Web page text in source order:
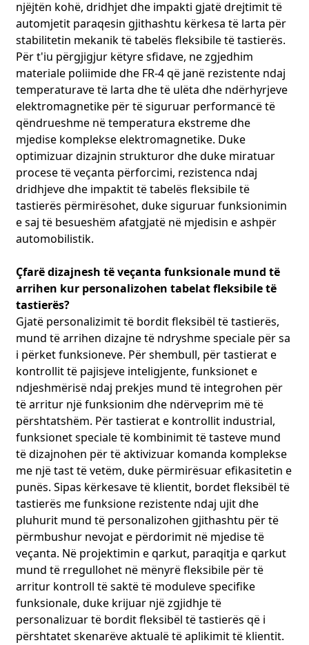
njëjtën kohë, dridhjet dhe impakti gjatë drejtimit të
automjetit paraqesin gjithashtu kërkesa të larta për
stabilitetin mekanik të tabelës fleksibile të tastierës.
Për t'iu përgjigjur këtyre sfidave, ne zgjedhim
materiale poliimide dhe FR-4 që janë rezistente ndaj
temperaturave të larta dhe të ulëta dhe ndërhyrjeve
elektromagnetike për të siguruar performancë të
qëndrueshme në temperatura ekstreme dhe
mjedise komplekse elektromagnetike. Duke
optimizuar dizajnin strukturor dhe duke miratuar
procese të veçanta përforcimi, rezistenca ndaj
dridhjeve dhe impaktit të tabelës fleksibile të
tastierës përmirësohet, duke siguruar funksionimin
e saj të besueshëm afatgjatë në mjedisin e ashpër
automobilistik.
Çfarë dizajnesh të veçanta funksionale mund të
arrihen kur personalizohen tabelat fleksibile të
tastierës?
Gjatë personalizimit të bordit fleksibël të tastierës,
mund të arrihen dizajne të ndryshme speciale për sa
i përket funksioneve. Për shembull, për tastierat e
kontrollit të pajisjeve inteligjente, funksionet e
ndjeshmërisë ndaj prekjes mund të integrohen për
të arritur një funksionim dhe ndërveprim më të
përshtatshëm. Për tastierat e kontrollit industrial,
funksionet speciale të kombinimit të tasteve mund
të dizajnohen për të aktivizuar komanda komplekse
me një tast të vetëm, duke përmirësuar efikasitetin e
punës. Sipas kërkesave të klientit, bordet fleksibël të
tastierës me funksione rezistente ndaj ujit dhe
pluhurit mund të personalizohen gjithashtu për të
përmbushur nevojat e përdorimit në mjedise të
veçanta. Në projektimin e qarkut, paraqitja e qarkut
mund të rregullohet në mënyrë fleksibile për të
arritur kontroll të saktë të moduleve specifike
funksionale, duke krijuar një zgjidhje të
personalizuar të bordit fleksibël të tastierës që i
përshtatet skenarëve aktualë të aplikimit të klientit.